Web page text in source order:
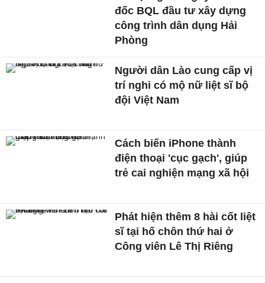
đốc BQL đầu tư xây dựng
công trình dân dụng Hải
Phòng
Người dân Lào cung cấp vị
trí nghi có mộ nữ liệt sĩ bộ
đội Việt Nam
Cách biến iPhone thành
điện thoại 'cục gạch', giúp
trẻ cai nghiện mạng xã hội
Phát hiện thêm 8 hài cốt liệt
sĩ tại hố chôn thứ hai ở
Công viên Lê Thị Riêng